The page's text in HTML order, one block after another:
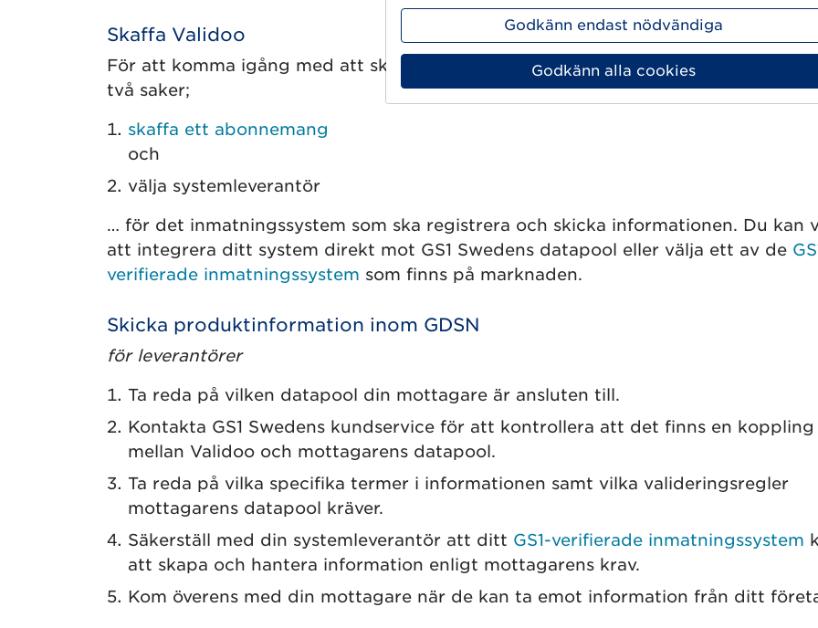
Skaffa Validoo
För att komma igång med att skicka artikelinformation via Validoo behöver du
två saker;
skaffa ett abonnemang
och
välja systemleverantör
… för det inmatningssystem som ska registrera och skicka informationen. Du kan
att integrera ditt system direkt mot GS1 Swedens datapool eller välja ett av de
verifierade inmatningssystem som finns på marknaden.
Skicka produktinformation inom GDSN
för leverantörer
Ta reda på vilken datapool din mottagare är ansluten till.
Kontakta GS1 Swedens kundservice för att kontrollera att det finns en koppling
mellan Validoo och mottagarens datapool.
Ta reda på vilka specifika termer i informationen samt vilka valideringsregler
mottagarens datapool kräver.
Säkerställ med din systemleverantör att ditt GS1-verifierade inmatningssystem
att skapa och hantera information enligt mottagarens krav.
Kom överens med din mottagare när de kan ta emot information från ditt
Godkänn endast nödvändiga
Godkänn alla cookies